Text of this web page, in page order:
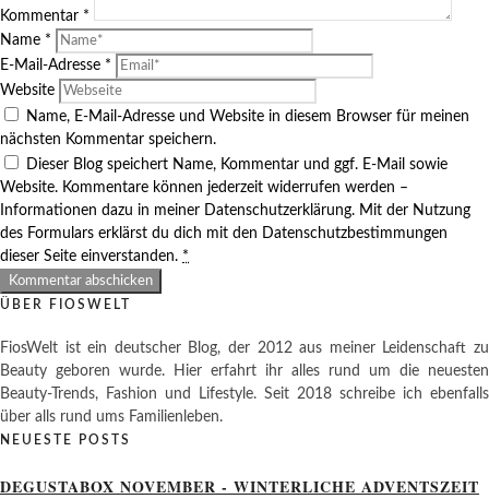
Kommentar *
Name *
E-Mail-Adresse *
Website
Name, E-Mail-Adresse und Website in diesem Browser für meinen
nächsten Kommentar speichern.
Dieser Blog speichert Name, Kommentar und ggf. E-Mail sowie
Website. Kommentare können jederzeit widerrufen werden –
Informationen dazu in meiner Datenschutzerklärung. Mit der Nutzung
des Formulars erklärst du dich mit den Datenschutzbestimmungen
dieser Seite einverstanden. *
ÜBER FIOSWELT
FiosWelt ist ein deutscher Blog, der 2012 aus meiner Leidenschaft zu
Beauty geboren wurde. Hier erfahrt ihr alles rund um die neuesten
Beauty-Trends, Fashion und Lifestyle. Seit 2018 schreibe ich ebenfalls
über alls rund ums Familienleben.
NEUESTE POSTS
DEGUSTABOX NOVEMBER - WINTERLICHE ADVENTSZEIT